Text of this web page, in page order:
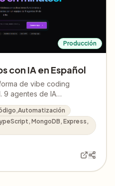
Producción
con IA en Español
de vibe coding
9 agentes de IA
Architect, Designer,
QA, PM, Image y
completas con React +
en menos de 5
en España y
MongoDB, Express,